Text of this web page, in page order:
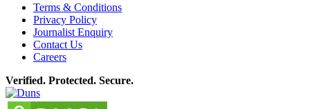
Terms & Conditions
Privacy Policy
Journalist Enquiry
Contact Us
Careers
Verified. Protected. Secure.